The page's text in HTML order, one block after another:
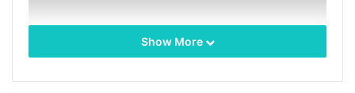
CivilLasersのレーザーパワーメーターは、安定した動
Show More